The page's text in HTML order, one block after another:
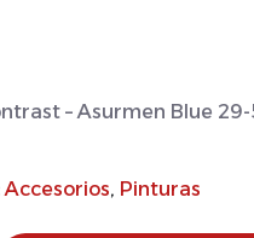
– Asurmen Blue
Accesorios, Pinturas